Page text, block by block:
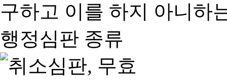
구하고 이를 하지 아니하
행정심판 종류